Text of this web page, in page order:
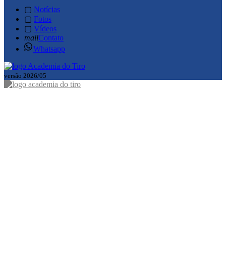
▢ Notícias
▢ Fotos
▢ Vídeos
mailContato
Whatsapp
versão 2026/05